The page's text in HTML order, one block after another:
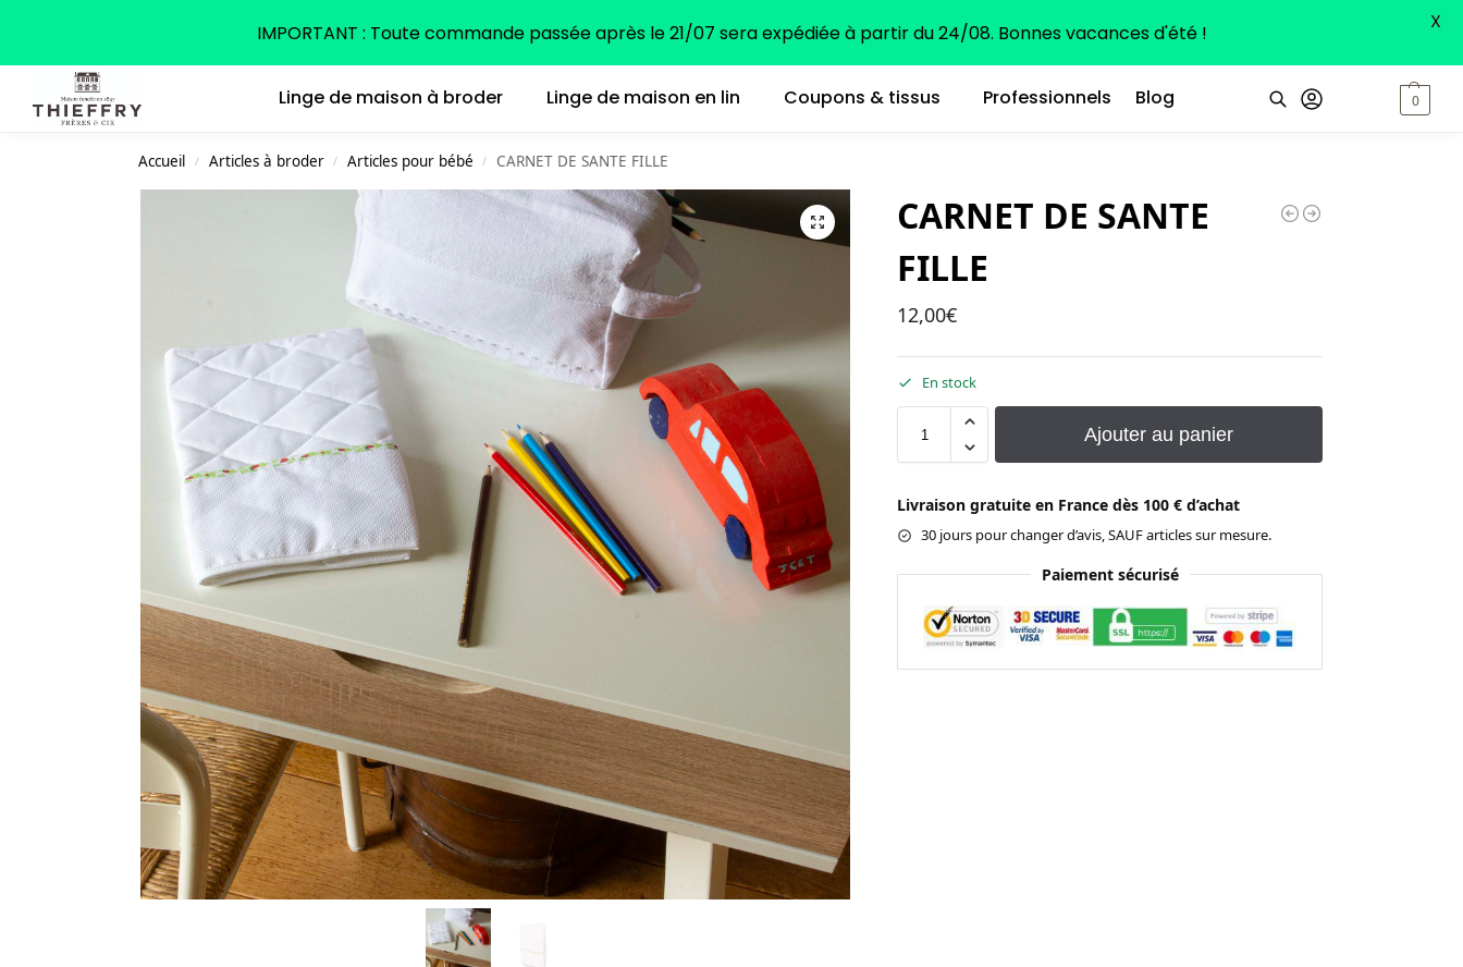
Linge de maison à broder Linge de maison en lin Coupons & tissus Professionnels Blog 0
Accueil / Articles à broder / Articles pour bébé / CARNET DE SANTE FILLE
CARNET DE SANTE
FILLE
12,00€
En stock
Ajouter au panier
Livraison gratuite en France dès 100 € d’achat
30 jours pour changer d’avis, SAUF articles sur mesure.
Paiement sécurisé
IMPORTANT : Toute commande passée après le 21/07 sera expédiée à partir du 24/08. Bonnes vacances d'été ! X